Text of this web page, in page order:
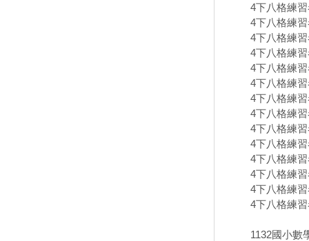
4下八格練
4下八格練
4下八格練
4下八格練
4下八格練
4下八格練
4下八格練
4下八格練
4下八格練
4下八格練
4下八格練
4下八格練
4下八格練
4下八格練
1132國小數